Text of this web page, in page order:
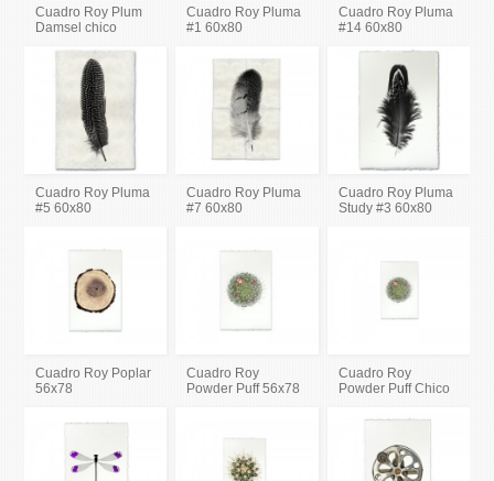
Cuadro Roy Plum
Damsel chico
Cuadro Roy Pluma
#1 60x80
Cuadro Roy Pluma
#14 60x80
Cuadro Roy Pluma
#5 60x80
Cuadro Roy Pluma
#7 60x80
Cuadro Roy Pluma
Study #3 60x80
Cuadro Roy Poplar
56x78
Cuadro Roy
Powder Puff 56x78
Cuadro Roy
Powder Puff Chico